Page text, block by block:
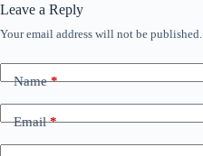
Leave a Reply
Your email address will not be published.
Name*
Email*